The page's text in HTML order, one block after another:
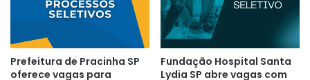
Prefeitura de Pracinha SP
oferece vagas para
Fundação Hospital Santa
Lydia SP abre vagas com